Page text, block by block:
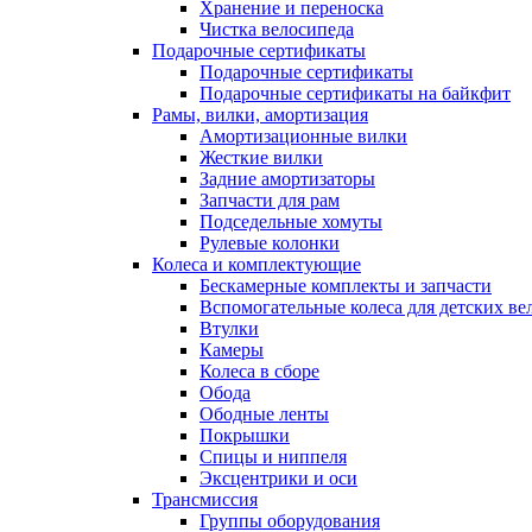
Хранение и переноска
Чистка велосипеда
Подарочные сертификаты
Подарочные сертификаты
Подарочные сертификаты на байкфит
Рамы, вилки, амортизация
Амортизационные вилки
Жесткие вилки
Задние амортизаторы
Запчасти для рам
Подседельные хомуты
Рулевые колонки
Колеса и комплектующие
Бескамерные комплекты и запчасти
Вспомогательные колеса для детских
Втулки
Камеры
Колеса в сборе
Обода
Ободные ленты
Покрышки
Спицы и ниппеля
Эксцентрики и оси
Трансмиссия
Группы оборудования